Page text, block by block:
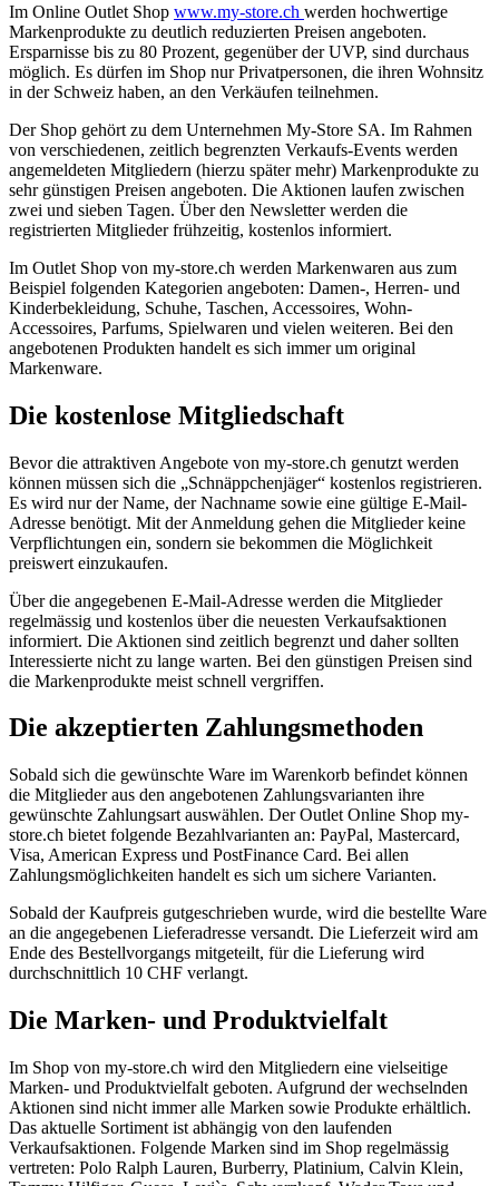
Im Online Outlet Shop www.my-store.ch werden hochwertige
Markenprodukte zu deutlich reduzierten Preisen angeboten.
Ersparnisse bis zu 80 Prozent, gegenüber der UVP, sind durchaus
möglich. Es dürfen im Shop nur Privatpersonen, die ihren Wohnsitz
in der Schweiz haben, an den Verkäufen teilnehmen.
Der Shop gehört zu dem Unternehmen My-Store SA. Im Rahmen
von verschiedenen, zeitlich begrenzten Verkaufs-Events werden
angemeldeten Mitgliedern (hierzu später mehr) Markenprodukte zu
sehr günstigen Preisen angeboten. Die Aktionen laufen zwischen
zwei und sieben Tagen. Über den Newsletter werden die
registrierten Mitglieder frühzeitig, kostenlos informiert.
Im Outlet Shop von my-store.ch werden Markenwaren aus zum
Beispiel folgenden Kategorien angeboten: Damen-, Herren- und
Kinderbekleidung, Schuhe, Taschen, Accessoires, Wohn-
Accessoires, Parfums, Spielwaren und vielen weiteren. Bei den
angebotenen Produkten handelt es sich immer um original
Markenware.
Die kostenlose Mitgliedschaft
Bevor die attraktiven Angebote von my-store.ch genutzt werden
können müssen sich die „Schnäppchenjäger“ kostenlos registrieren.
Es wird nur der Name, der Nachname sowie eine gültige E-Mail-
Adresse benötigt. Mit der Anmeldung gehen die Mitglieder keine
Verpflichtungen ein, sondern sie bekommen die Möglichkeit
preiswert einzukaufen.
Über die angegebenen E-Mail-Adresse werden die Mitglieder
regelmässig und kostenlos über die neuesten Verkaufsaktionen
informiert. Die Aktionen sind zeitlich begrenzt und daher sollten
Interessierte nicht zu lange warten. Bei den günstigen Preisen sind
die Markenprodukte meist schnell vergriffen.
Die akzeptierten Zahlungsmethoden
Sobald sich die gewünschte Ware im Warenkorb befindet können
die Mitglieder aus den angebotenen Zahlungsvarianten ihre
gewünschte Zahlungsart auswählen. Der Outlet Online Shop my-
store.ch bietet folgende Bezahlvarianten an: PayPal, Mastercard,
Visa, American Express und PostFinance Card. Bei allen
Zahlungsmöglichkeiten handelt es sich um sichere Varianten.
Sobald der Kaufpreis gutgeschrieben wurde, wird die bestellte Ware
an die angegebenen Lieferadresse versandt. Die Lieferzeit wird am
Ende des Bestellvorgangs mitgeteilt, für die Lieferung wird
durchschnittlich 10 CHF verlangt.
Die Marken- und Produktvielfalt
Im Shop von my-store.ch wird den Mitgliedern eine vielseitige
Marken- und Produktvielfalt geboten. Aufgrund der wechselnden
Aktionen sind nicht immer alle Marken sowie Produkte erhältlich.
Das aktuelle Sortiment ist abhängig von den laufenden
Verkaufsaktionen. Folgende Marken sind im Shop regelmässig
vertreten: Polo Ralph Lauren, Burberry, Platinium, Calvin Klein,